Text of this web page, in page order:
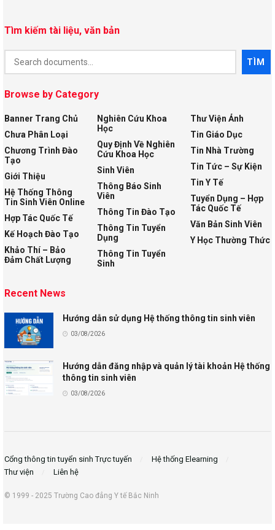
Tìm kiếm tài liệu, văn bản
TÌM
Browse by Category
Banner Trang Chủ
Chưa Phân Loại
Chương Trình Đào
Tạo
Giới Thiệu
Hệ Thống Thông
Tin Sinh Viên Online
Hợp Tác Quốc Tế
Kế Hoạch Đào Tạo
Khảo Thí – Bảo
Đảm Chất Lượng
Nghiên Cứu Khoa
Học
Quy Định Về Nghiên
Cứu Khoa Học
Sinh Viên
Thông Báo Sinh
Viên
Thông Tin Đào Tạo
Thông Tin Tuyển
Dụng
Thông Tin Tuyển
Sinh
Thư Viện Ảnh
Tin Giáo Dục
Tin Nhà Trường
Tin Tức – Sự Kiện
Tin Y Tế
Tuyển Dụng – Hợp
Tác Quốc Tế
Văn Bản Sinh Viên
Y Học Thường Thức
Recent News
Hướng dẫn sử dụng Hệ thống thông tin sinh viên
03/08/2026
Hướng dẫn đăng nhập và quản lý tài khoản Hệ thống
thông tin sinh viên
03/08/2026
Cổng thông tin tuyển sinh Trực tuyến
Hệ thống Elearning
Thư viện
Liên hệ
© 1999 - 2025 Trường Cao đẳng Y tế Bắc Ninh